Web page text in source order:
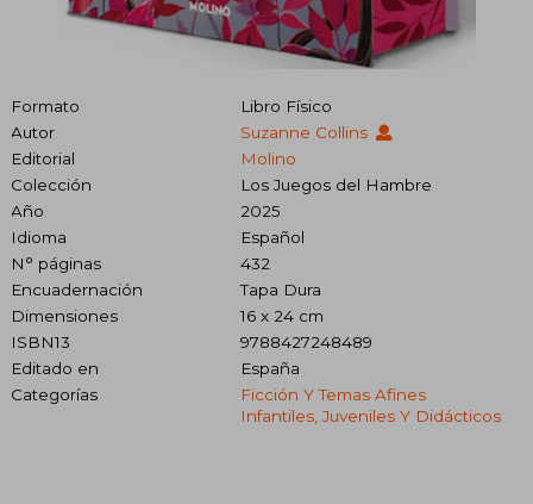
Formato
Libro Físico
Autor
Suzanne Collins
Editorial
Molino
Colección
Los Juegos del Hambre
Año
2025
Idioma
Español
N° páginas
432
Encuadernación
Tapa Dura
Dimensiones
16 x 24 cm
ISBN13
9788427248489
Editado en
España
Categorías
Ficción Y Temas Afines
Infantiles, Juveniles Y Didácticos